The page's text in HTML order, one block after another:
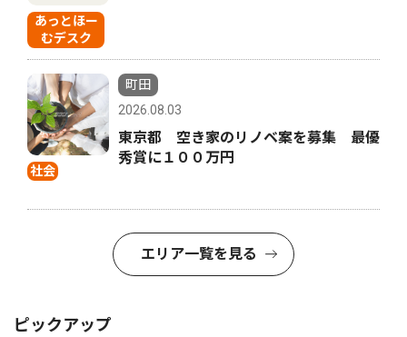
あっとほー
むデスク
社会
町田
2026.08.03
東京都 空き家のリノベ案を募集 最優
秀賞に１００万円
エリア一覧を見る
ピックアップ